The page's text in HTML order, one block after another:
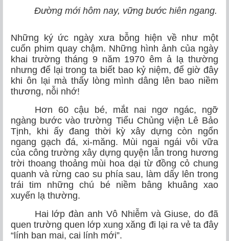
Đường mới hôm nay, vững bước hiên ngang.
Những ký ức ngày xưa bỗng hiện về như một
cuốn phim quay chậm. Những hình ảnh của ngày
khai trường tháng 9 năm 1970 êm ả lạ thường
nhưng để lại trong ta biết bao kỷ niệm, để giờ đây
khi ôn lại mà thấy lòng mình dâng lên bao niềm
thương, nỗi nhớ!
Hơn 60 cậu bé, mắt nai ngơ ngác, ngỡ
ngàng bước vào trường Tiểu Chủng viện Lê Bảo
Tịnh, khi ấy đang thời kỳ xây dựng còn ngổn
ngang gạch đá, xi-măng. Mùi ngai ngái vôi vữa
của công trường xây dựng quyện lẫn trong hương
trời thoang thoảng mùi hoa dại từ đồng cỏ chung
quanh và rừng cao su phía sau, làm dấy lên trong
trái tim những chú bé niềm bâng khuâng xao
xuyến lạ thường.
Hai lớp đàn anh Vô Nhiễm và Giuse, do đã
quen trường quen lớp xung xăng đi lại ra vẻ ta đây
“lính ban mai, cai lính mới”.